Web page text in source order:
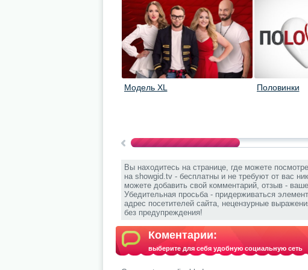
Модель XL Половинки
Вы находитесь на странице, где можете
на showgid.tv - бесплатны и не требуют от вас
можете добавить свой комментарий, отзыв -
Убедительная просьба - придерживаться
адрес посетителей сайта, нецензурные
без предупреждения!
Коментарии:
выберите для себя удобную социальную сеть